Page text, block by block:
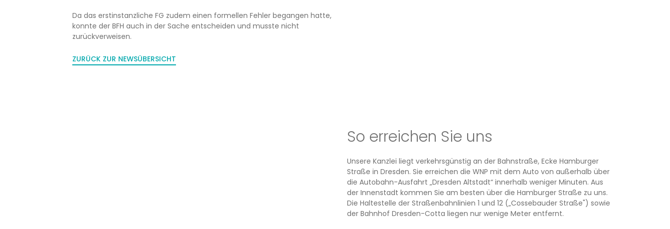
Da das erstinstanzliche FG zudem einen formellen Fehler begangen hatte,
konnte der BFH auch in der Sache entscheiden und musste nicht
zurückverweisen.
ZURÜCK ZUR NEWSÜBERSICHT
So erreichen Sie uns
Unsere Kanzlei liegt verkehrsgünstig an der Bahnstraße, Ecke Hamburger
Straße in Dresden. Sie erreichen die WNP mit dem Auto von außerhalb über
die Autobahn-Ausfahrt „Dresden Altstadt“ innerhalb weniger Minuten. Aus
der Innenstadt kommen Sie am besten über die Hamburger Straße zu uns.
Die Haltestelle der Straßenbahnlinien 1 und 12 („Cossebauder Straße") sowie
der Bahnhof Dresden-Cotta liegen nur wenige Meter entfernt.